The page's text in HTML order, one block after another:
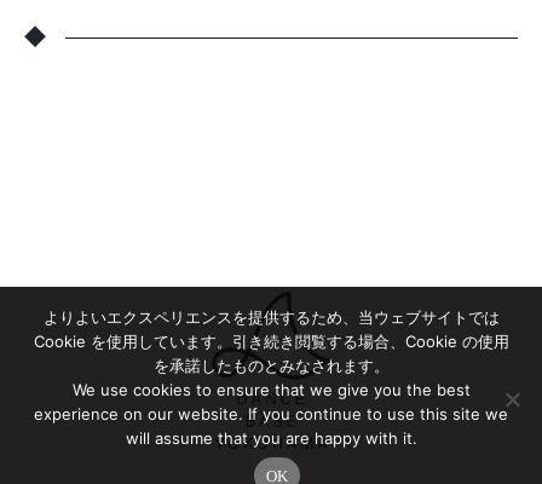
◆
よりよいエクスペリエンスを提供するため、当ウェブサイトでは
Cookie を使用しています。引き続き閲覧する場合、Cookie の使用
を承諾したものとみなされます。
We use cookies to ensure that we give you the best
experience on our website. If you continue to use this site we
will assume that you are happy with it.
OK